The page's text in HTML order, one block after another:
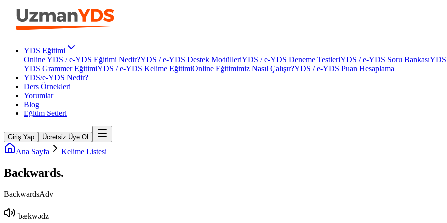
YDS Eğitimi
Online YDS / e-YDS Eğitimi Nedir?YDS / e-YDS Destek ModülleriYDS / e-YDS Deneme TestleriYDS / e-YDS Soru BankasıYDS
YDS Grammer EğitimiYDS / e-YDS Kelime EğitimiOnline Eğitimimiz Nasıl Çalışır?YDS / e-YDS Puan Hesaplama
YDS/e-YDS Nedir?
Ders Örnekleri
Yorumlar
Blog
Eğitim Setleri
Giriş Yap Ücretsiz Üye Ol
Ana Sayfa Kelime Listesi
Backwards.
BackwardsAdv
ˈbækwədz